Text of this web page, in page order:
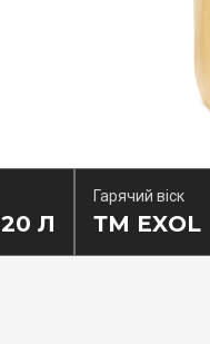
20 Л
Гарячий віск
ТМ EXOL